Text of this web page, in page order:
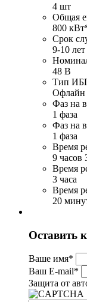
4 шт
Общая
800
Срок
9-10 лет
48 В
Тип
Офлайн
Фаз на
1 фаза
Фаз на
1 фаза
Время
9 часов
Время
3 часа
Время
20
Оставить
Ваше имя*
Ваш E-mail*
Защита от